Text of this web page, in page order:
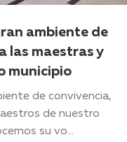
ambiente de
las maestras y
municipio
de convivencia,
de nuestro
su vo...